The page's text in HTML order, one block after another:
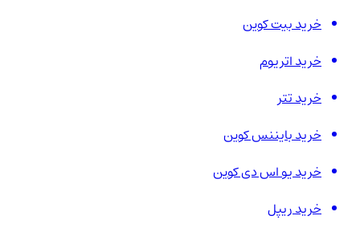
خرید بیت کوین
خرید اتریوم
خرید تتر
خرید بایننس کوین
خرید یو اس دی کوین
خرید ریپل